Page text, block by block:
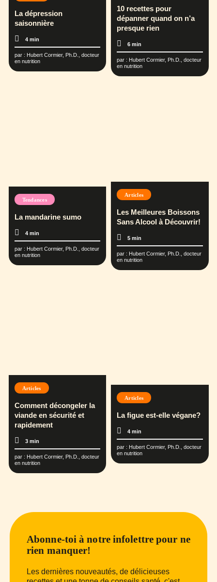
La dépression
saisonnière
4 min
par : Hubert Cormier, Ph.D., docteur
en nutrition
10 recettes pour
dépanner quand on n’a
presque rien
6 min
par : Hubert Cormier, Ph.D., docteur
en nutrition
Tendances
La mandarine sumo
4 min
par : Hubert Cormier, Ph.D., docteur
en nutrition
Articles
Les Meilleures Boissons
Sans Alcool à Découvrir!
5 min
par : Hubert Cormier, Ph.D., docteur
en nutrition
Articles
Comment décongeler la
viande en sécurité et
rapidement
3 min
par : Hubert Cormier, Ph.D., docteur
en nutrition
Articles
La figue est-elle végane?
4 min
par : Hubert Cormier, Ph.D., docteur
en nutrition
Abonne-toi à notre infolettre pour ne
rien manquer!
Les dernières nouveautés, de délicieuses